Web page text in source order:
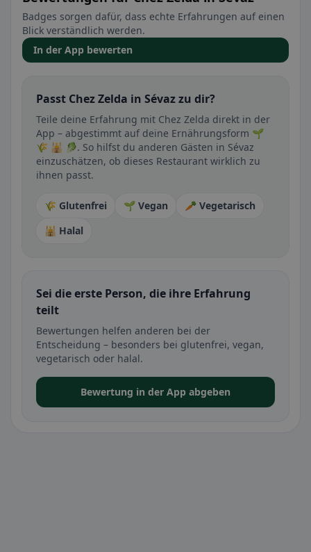
Badges sorgen dafür, dass echte Erfahrungen auf einen
Blick verständlich werden.
In der App bewerten
Passt Chez Zelda in Sévaz zu dir?
Teile deine Erfahrung mit Chez Zelda direkt in der
App – abgestimmt auf deine Ernährungsform 🌱
🌾 🕌 🥬. So hilfst du anderen Gästen in Sévaz
einzuschätzen, ob dieses Restaurant wirklich zu
ihnen passt.
🌾 Glutenfrei 🌱 Vegan
🥕 Vegetarisch
🕌 Halal
Sei die erste Person, die ihre Erfahrung
teilt
Bewertungen helfen anderen bei der
Entscheidung – besonders bei glutenfrei, vegan,
vegetarisch oder halal.
Bewertung in der App abgeben